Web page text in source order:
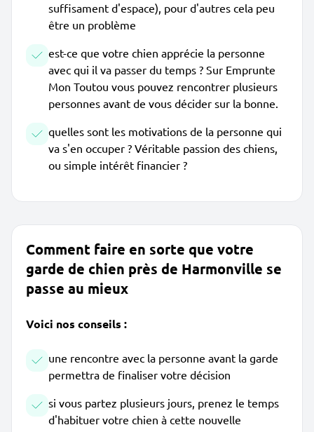
suffisament d'espace), pour d'autres cela peu
être un problème
est-ce que votre chien apprécie la personne
avec qui il va passer du temps ? Sur Emprunte
Mon Toutou vous pouvez rencontrer plusieurs
personnes avant de vous décider sur la bonne.
quelles sont les motivations de la personne qui
va s'en occuper ? Véritable passion des chiens,
ou simple intérêt financier ?
Comment faire en sorte que votre
garde de chien près de Harmonville se
passe au mieux
Voici nos conseils :
une rencontre avec la personne avant la garde
permettra de finaliser votre décision
si vous partez plusieurs jours, prenez le temps
d'habituer votre chien à cette nouvelle